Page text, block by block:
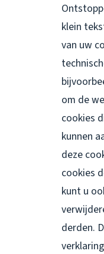
klein
van uw
om de
cookies
kunnen
deze
cookies
kunt u
derden.